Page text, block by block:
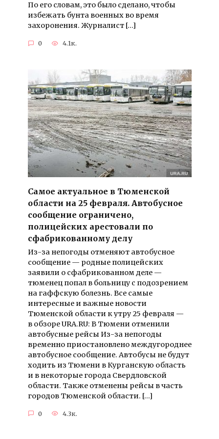
По его словам, это было сделано, чтобы
избежать бунта военных во время
захоронения. Журналист […]
0 4.1к.
Самое актуальное в Тюменской
области на 25 февраля. Автобусное
сообщение ограничено,
полицейских арестовали по
сфабрикованному делу
Из-за непогоды отменяют автобусное
сообщение — родные полицейских
заявили о сфабрикованном деле —
тюменец попал в больницу с подозрением
на гаффскую болезнь. Все самые
интересные и важные новости
Тюменской области к утру 25 февраля —
в обзоре URA.RU: В Тюмени отменили
автобусные рейсы Из-за непогоды
временно приостановлено междугороднее
автобусное сообщение. Автобусы не будут
ходить из Тюмени в Курганскую область
и в некоторые города Свердловской
области. Также отменены рейсы в часть
городов Тюменской области. […]
0 4.3к.